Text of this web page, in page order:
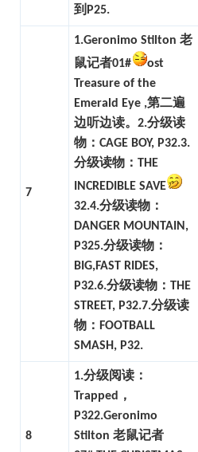
到P25.
7
1.Geronimo Stilton 老
鼠记者01#
ost
Treasure of the
Emerald Eye ,第二遍
边听边读。2.分级读
物：CAGE BOY, P32.3.
分级读物：THE
INCREDIBLE SAVE
32.4.分级读物：
DANGER MOUNTAIN,
P325.分级读物：
BIG,FAST RIDES,
P32.6.分级读物：THE
STREET, P32.7.分级读
物：FOOTBALL
SMASH, P32.
8
1.分级阅读：
Trapped，
P322.Geronimo
Stilton 老鼠记者